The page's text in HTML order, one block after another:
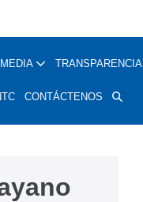
MEDIA TRANSPARENCIA
CONTÁCTENOS